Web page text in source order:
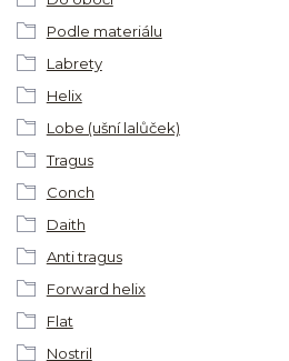
Podle materiálu
Labrety
Helix
Lobe (ušní lalůček)
Tragus
Conch
Daith
Anti tragus
Forward helix
Flat
Nostril